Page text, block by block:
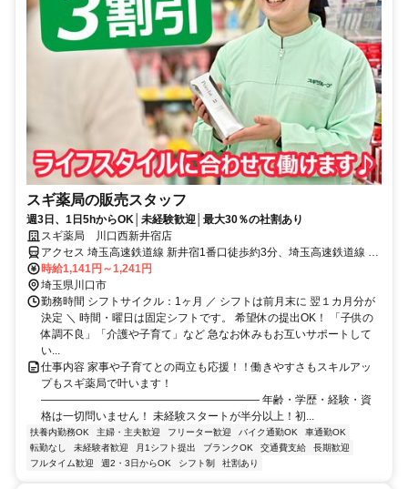
スギ薬局の販売スタッフ
週3日、1日5hからOK│未経験歓迎│最大30％の社割あり
スギ薬局 川口西新井宿店
アクセス 埼玉高速鉄道線 新井宿1番口徒歩約3分、埼玉高速鉄道線 鳩
ヶ谷3番口徒歩約19分、埼玉高速鉄道線 戸塚安行1番口徒歩約35分
時給1,141円～1,241円
埼玉県川口市
勤務時間 シフトサイクル：1ヶ月 ／ シフトは前月末に 翌１カ月分が
決定 ＼ 時間・曜日は固定シフトです。 希望休の提出OK！ 「子供の
体調不良」「介護や子育て」など 急なお休みもお互いサポートして
い...
仕事内容 家事や子育てとの両立も応援！！働きやすさもスキルアッ
プもスギ薬局で叶います！
―――――――――――――――――――― 年齢・学歴・経験・資
格は一切問いません！ 未経験スタートが半分以上！初...
扶養内勤務OK 主婦・主夫歓迎 フリーター歓迎 バイク通勤OK
車通勤OK
転勤なし
未経験者歓迎 月1シフト提出 ブランクOK 交通費支給
長期歓迎
フルタイム歓迎
週2・3日からOK シフト制 社割あり